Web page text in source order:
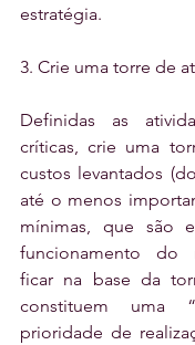
estratégia.
3. Crie uma torre de
Definidas as
críticas, crie uma
custos levantados
até o menos
mínimas, que são
funcionamento do
ficar na base da
constituem uma
prioridade de